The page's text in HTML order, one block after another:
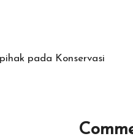
pada Konservasi